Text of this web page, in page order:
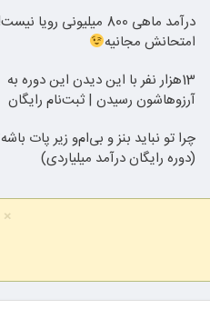
درآمد ماهی 800 میلیونی رویا
امتحانش مجانیه
13هزار نفر با این دیدن این دوره به
آرزوهاشون رسیدن | ثبت‌‌نام رایگان
چرا تو نباید بنز و بی‌ام‌و زیر پات
(دوره رایگان درآمد میلیاردی)
×